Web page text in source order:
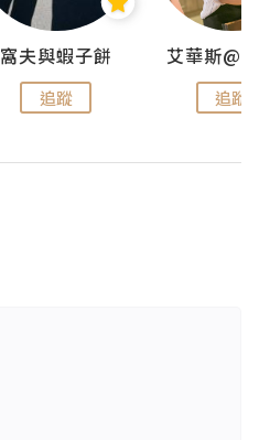
窩夫與蝦子餅
追蹤 追蹤